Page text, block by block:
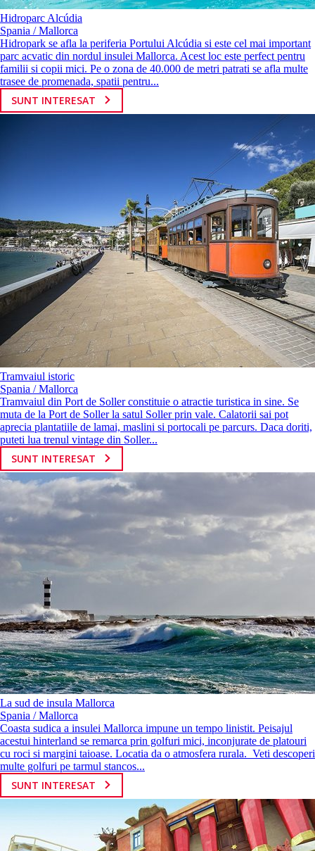
Hidroparc Alcúdia
Spania / Mallorca
Hidropark se afla la periferia Portului Alcúdia si este cel mai important
parc acvatic din nordul insulei Mallorca. Acest loc este perfect pentru
familii si copii mici. Pe o zona de 40.000 de metri patrati se afla multe
trasee de promenada, spatii pentru...
SUNT INTERESAT
Tramvaiul istoric
Spania / Mallorca
Tramvaiul din Port de Soller constituie o atractie turistica in sine. Se
muta de la Port de Soller la satul Soller prin vale. Calatorii sai pot
aprecia plantatiile de lamai, maslini si portocali pe parcurs. Daca doriti,
puteti lua trenul vintage din Soller...
SUNT INTERESAT
La sud de insula Mallorca
Spania / Mallorca
Coasta sudica a insulei Mallorca impune un tempo linistit. Peisajul
acestui hinterland se remarca prin golfuri mici, inconjurate de platouri
cu roci si margini taioase. Locatia da o atmosfera rurala. Veti descoperi
multe golfuri pe tarmul stancos...
SUNT INTERESAT